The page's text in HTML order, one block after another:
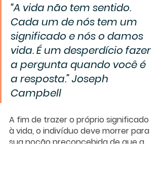
“A vida não tem sentido.
Cada um de nós tem um
significado e nós o damos
vida. É um desperdício fazer
a pergunta quando você é
a resposta.” Joseph
Campbell
A fim de trazer o próprio significado
à vida, o indivíduo deve morrer para
sua noção preconcebida de que a